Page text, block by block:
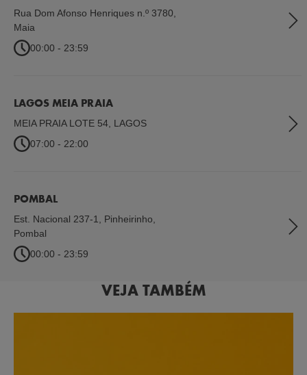
Rua Dom Afonso Henriques n.º 3780
Maia
00:00 - 23:59
LAGOS MEIA PRAIA
MEIA PRAIA LOTE 54 LAGOS
07:00 - 22:00
POMBAL
Est. Nacional 237-1, Pinheirinho
Pombal
00:00 - 23:59
VEJA TAMBÉM